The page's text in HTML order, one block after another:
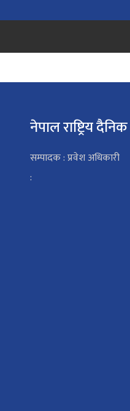
नेपाल राष्ट्रिय दैनिक
सम्पादक : प्रवेश अधिकारी
: